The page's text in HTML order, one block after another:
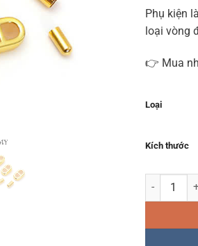
Phụ kiện
loại vòng
👉 Mua
Loại
Kích thước
[1 Cặp]